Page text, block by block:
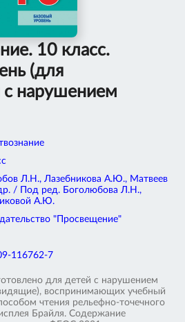
10 класс.
(для
нарушением
Л.Н., Лазебникова А.Ю., Матвеев
/ Под ред. Боголюбова Л.Н.,
А.Ю.
"Просвещение"
116762-7
для детей с нарушением
воспринимающих учебный
чтения рельефно-точечного
Брайля. Содержание